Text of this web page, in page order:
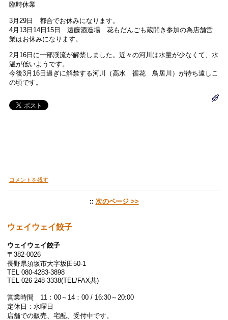
臨時休業
3月29日 都合でお休みになります。
4月13日14日15日 遠藤酒造場 花もだんごも蔵開き参加の為店舗営
業はお休みになります。
2月16日に一部渓流が解禁しました。近々の河川は水量が少なくて、水
温が低いようです。
今後3月16日過ぎに解禁する河川（高水 裾花 鳥居川）が待ち遠しこ
の頃です。
コメントを残す
:: 次のページ >>
ウェイウェイ餃子
ウェイウェイ餃子
〒382-0026
長野県須坂市大字坂田50-1
TEL 080-4283-3898
TEL 026-248-3338(TEL/FAX共)
営業時間 11：00～14：00 / 16:30～20:00
定休日：水曜日
店舗での販売、宅配、受付中です。